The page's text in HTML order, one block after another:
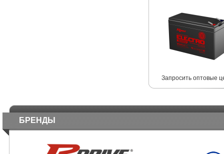
Запросить оптовые
БРЕНДЫ